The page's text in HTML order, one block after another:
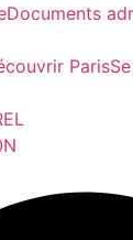
Documents
Paris